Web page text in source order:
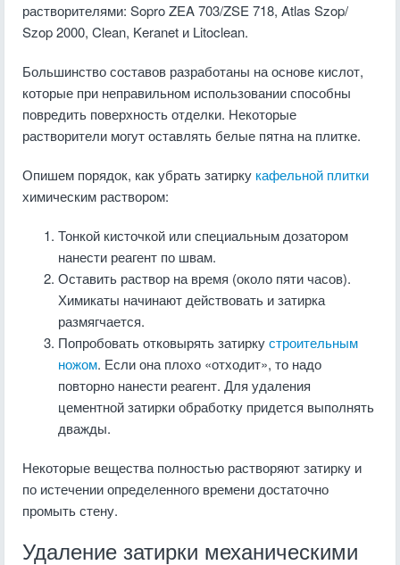
растворителями: Sopro ZEA 703/ZSE 718, Atlas Szop/
Szop 2000, Clean, Keranet и Litoclean.
Большинство составов разработаны на основе кислот,
которые при неправильном использовании способны
повредить поверхность отделки. Некоторые
растворители могут оставлять белые пятна на плитке.
Опишем порядок, как убрать затирку кафельной плитки
химическим раствором:
Тонкой кисточкой или специальным дозатором
нанести реагент по швам.
Оставить раствор на время (около пяти часов).
Химикаты начинают действовать и затирка
размягчается.
Попробовать отковырять затиркустроительным
ножом. Если она плохо «отходит», то надо
повторно нанести реагент. Для удаления
цементной затирки обработку придется выполнять
дважды.
Некоторые вещества полностью растворяют затирку и
по истечении определенного времени достаточно
промыть стену.
Удаление затирки механическими